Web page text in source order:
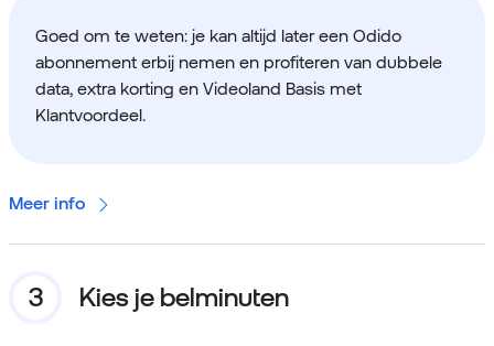
Goed om te weten: je kan altijd later een Odido
abonnement erbij nemen en profiteren van dubbele
data, extra korting en Videoland Basis met
Klantvoordeel.
Meer info
Kies je belminuten